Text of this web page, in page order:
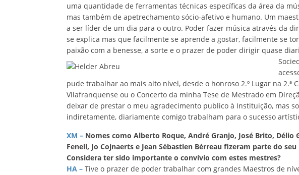
uma quantidade de ferramentas técnicas específicas da área da
mas também de apetrechamento sócio-afetivo e humano. Um
a ser líder de um dia para o outro. Poder fazer música através da
se explica mas que facilmente se aprende a gostar, facilmente se
paixão com a benesse, a sorte e o prazer de poder dirigir quase
pude trabalhar ao mais alto nível, desde o honroso 2.º Lugar na 2.ª
Vilafranquense ou o Concerto da minha Tese de Mestrado em
deixar de prestar o meu agradecimento publico à Instituição, mas
indiretamente, diariamente comigo trabalham para o sucesso
XM – Nomes como Alberto Roque, André Granjo, José Brito, Délio
Fenell, Jo Cojnaerts e Jean Sébastien Bérreau fizeram parte do
Considera ter sido importante o convívio com estes mestres?
HA – Tive o prazer de poder trabalhar com grandes Maestros de